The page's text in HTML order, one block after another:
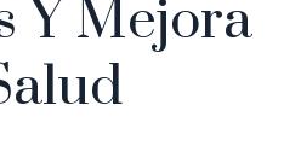
Y Mejora